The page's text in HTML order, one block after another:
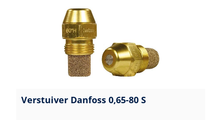
Verstuiver Danfoss 0,65-80 S